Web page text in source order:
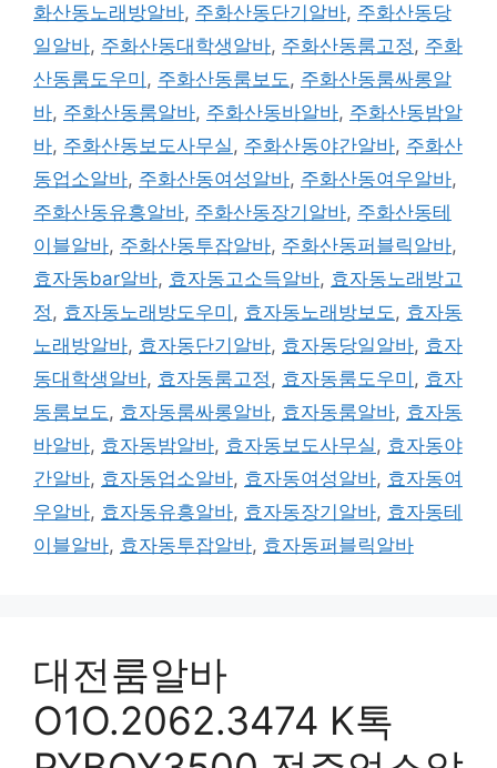
화산동노래방알바, 주화산동단기알바, 주화산동당
일알바, 주화산동대학생알바, 주화산동룸고정, 주화
산동룸도우미 , 주화산동룸보도, 주화산동룸싸롱알
바, 주화산동룸알바, 주화산동바알바, 주화산동밤알
바, 주화산동보도사무실, 주화산동야간알바, 주화산
동업소알바, 주화산동여성알바, 주화산동여우알바,
주화산동유흥알바, 주화산동장기알바, 주화산동테
이블알바, 주화산동투잡알바, 주화산동퍼블릭알바,
효자동bar알바, 효자동고소득알바, 효자동노래방고
정, 효자동노래방도우미 , 효자동노래방보도, 효자동
노래방알바, 효자동단기알바, 효자동당일알바, 효자
동대학생알바, 효자동룸고정, 효자동룸도우미 , 효자
동룸보도, 효자동룸싸롱알바, 효자동룸알바, 효자동
바알바, 효자동밤알바, 효자동보도사무실, 효자동야
간알바, 효자동업소알바, 효자동여성알바, 효자동여
우알바, 효자동유흥알바, 효자동장기알바, 효자동테
이블알바, 효자동투잡알바, 효자동퍼블릭알바
대전룸알바
O1O.2062.3474 K톡